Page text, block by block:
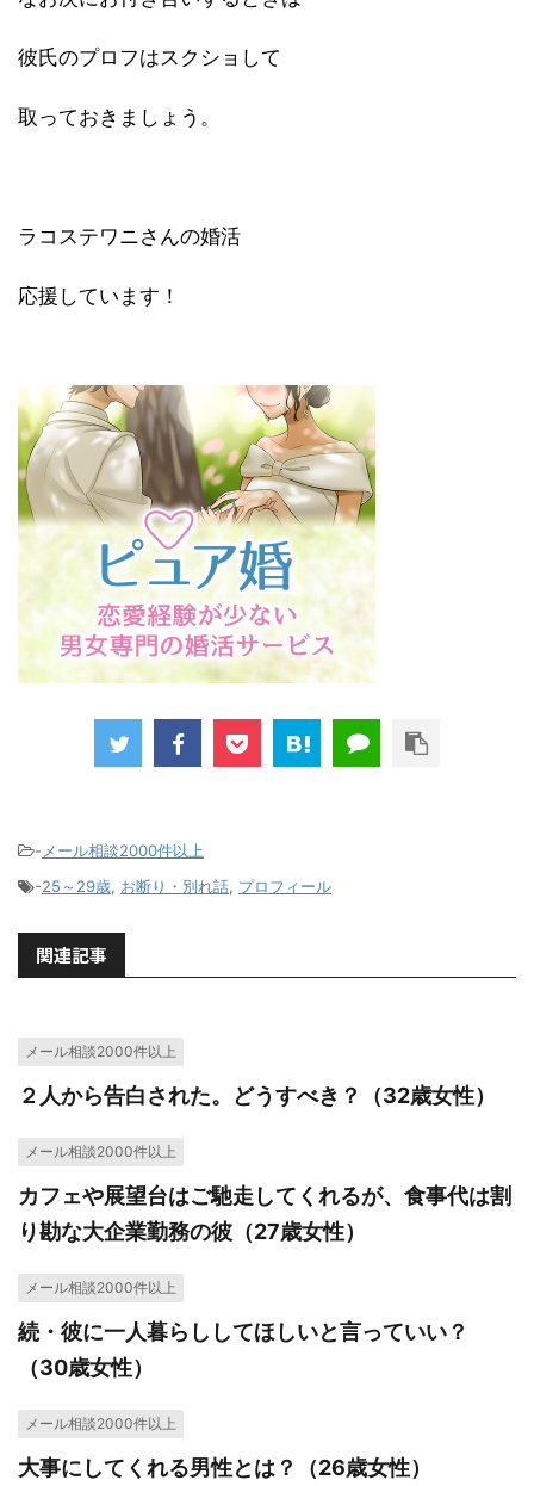
彼氏のプロフはスクショして
取っておきましょう。
ラコステワニさんの婚活
応援しています！
- メール相談2000件以上
-25～29歳, お断り・別れ話, プロフィール
関連記事
メール相談2000件以上
２人から告白された。どうすべき？（32歳女性）
メール相談2000件以上
カフェや展望台はご馳走してくれるが、食事代は割
り勘な大企業勤務の彼（27歳女性）
メール相談2000件以上
続・彼に一人暮らししてほしいと言っていい？
（30歳女性）
メール相談2000件以上
大事にしてくれる男性とは？（26歳女性）